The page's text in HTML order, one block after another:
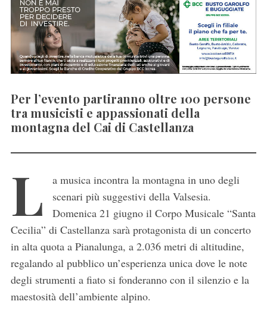
Per l’evento partiranno oltre 100 persone
tra musicisti e appassionati della
montagna del Cai di Castellanza
L
a musica incontra la montagna in uno degli
scenari più suggestivi della Valsesia.
Domenica 21 giugno il Corpo Musicale “Santa
Cecilia” di Castellanza sarà protagonista di un concerto
in alta quota a Pianalunga, a 2.036 metri di altitudine,
regalando al pubblico un’esperienza unica dove le note
degli strumenti a fiato si fonderanno con il silenzio e la
maestosità dell’ambiente alpino.